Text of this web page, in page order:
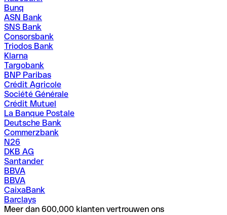
Bunq
ASN Bank
SNS Bank
Consorsbank
Triodos Bank
Klarna
Targobank
BNP Paribas
Crédit Agricole
Société Générale
Crédit Mutuel
La Banque Postale
Deutsche Bank
Commerzbank
N26
DKB AG
Santander
BBVA
BBVA
CaixaBank
Barclays
Meer dan 600,000 klanten vertrouwen ons